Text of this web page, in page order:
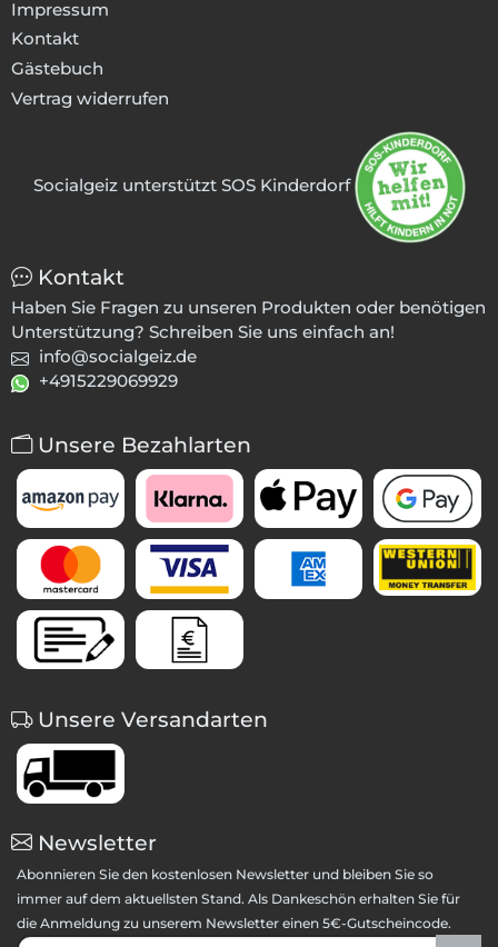
Impressum
Kontakt
Gästebuch
Vertrag widerrufen
Socialgeiz unterstützt SOS Kinderdorf
Kontakt
Haben Sie Fragen zu unseren Produkten oder benötigen
Unterstützung? Schreiben Sie uns einfach an!
info@socialgeiz.de
+4915229069929
Unsere Bezahlarten
Unsere Versandarten
Newsletter
Abonnieren Sie den kostenlosen Newsletter und bleiben Sie so
immer auf dem aktuellsten Stand. Als Dankeschön erhalten Sie für
die Anmeldung zu unserem Newsletter einen 5€-Gutscheincode.